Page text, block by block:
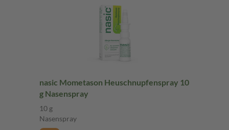
nasic Mometason Heuschnupfenspray 10
g Nasenspray
10 g
Nasenspray